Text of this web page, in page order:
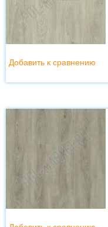
Добавить к сравнению